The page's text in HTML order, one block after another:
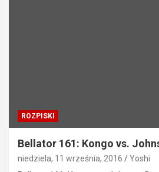
ROZPISKI
Bellator 161: Kongo vs.
niedziela, 11 września, 2016 Yoshi